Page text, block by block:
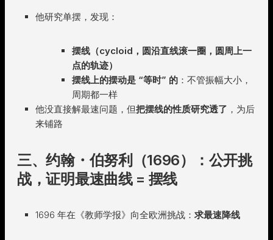
他研究单摆，发现：
摆线（cycloid，圆沿直线滚一圈，圆周上一
点的轨迹）
摆线上的摆动是 “等时” 的 ：不管振幅大小，
周期都一样
他没直接解最速问题，但把摆线的性质研究透了 ，为后
来铺路
三、约翰・伯努利（1696）：公开挑
战，证明最速曲线 = 摆线
1696 年在《教师学报》向全欧洲挑战： 求最速降线